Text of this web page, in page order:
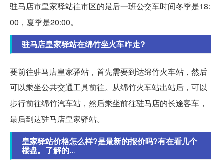
驻马店市皇家驿站往市区的最后一班公交车时间冬季是18:
00，夏季是20:00。
驻马店皇家驿站在绵竹坐火车咋走?
要前往驻马店皇家驿站，首先需要到达绵竹火车站，然后
可以乘坐公共交通工具前往。从绵竹火车站出站后，可以
步行前往绵竹汽车站，然后乘坐前往驻马店的长途客车，
最后到达驻马店皇家驿站。
皇家驿站价格怎么样?是最新的报价吗?有在看几个
楼盘。了解的...